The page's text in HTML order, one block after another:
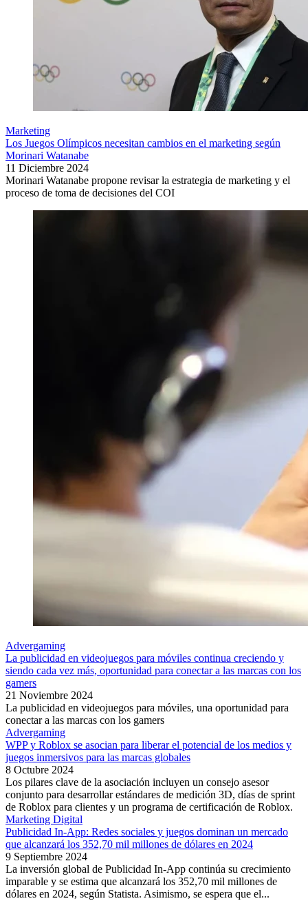
Marketing
Los Juegos Olímpicos necesitan cambios en el marketing según
Morinari Watanabe
11 Diciembre 2024
Morinari Watanabe propone revisar la estrategia de marketing y el
proceso de toma de decisiones del COI
Advergaming
La publicidad en videojuegos para móviles continua creciendo y
siendo cada vez más, oportunidad para conectar a las marcas con los
gamers
21 Noviembre 2024
La publicidad en videojuegos para móviles, una oportunidad para
conectar a las marcas con los gamers
Advergaming
WPP y Roblox se asocian para liberar el potencial de los medios y
juegos inmersivos para las marcas globales
8 Octubre 2024
Los pilares clave de la asociación incluyen un consejo asesor
conjunto para desarrollar estándares de medición 3D, días de sprint
de Roblox para clientes y un programa de certificación de Roblox.
Marketing Digital
Publicidad In-App: Redes sociales y juegos dominan un mercado
que alcanzará los 352,70 mil millones de dólares en 2024
9 Septiembre 2024
La inversión global de Publicidad In-App continúa su crecimiento
imparable y se estima que alcanzará los 352,70 mil millones de
dólares en 2024, según Statista. Asimismo, se espera que el...